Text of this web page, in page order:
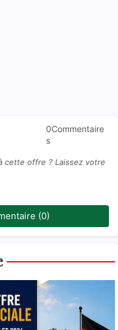
0Commentaire
s
cette offre ? Laissez votre
(0)